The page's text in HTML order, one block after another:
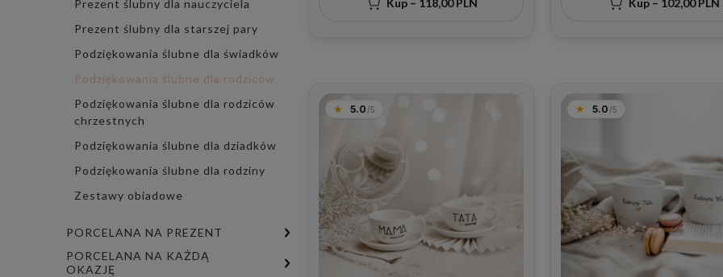
Prezent ślubny dla nauczyciela
Prezent ślubny dla starszej pary
Podziękowania ślubne dla świadków
Podziękowania ślubne dla rodziców
Podziękowania ślubne dla rodziców
chrzestnych
Podziękowania ślubne dla dziadków
Podziękowania ślubne dla rodziny
Zestawy obiadowe
PORCELANA NA PREZENT
PORCELANA NA KAŻDĄ
OKAZJĘ
Kup – 118,00 PLN
dla rodzicówKup – 102,00 PLN
5.0 5.0